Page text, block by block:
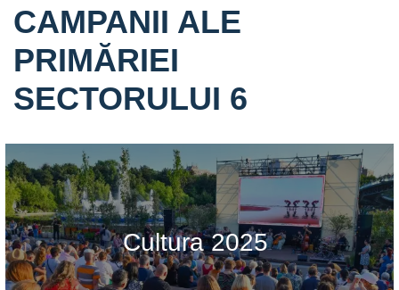
CAMPANII ALE
PRIMĂRIEI
SECTORULUI 6
Cultura 2025